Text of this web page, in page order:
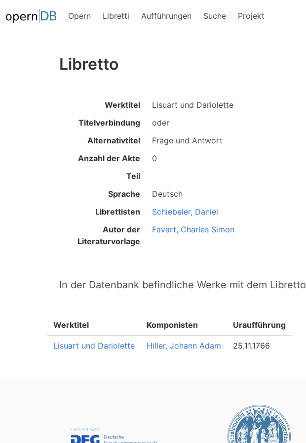
Opern Libretti Aufführungen Suche Projekt
Libretto
Werktitel
Lisuart und Dariolette
Titelverbindung
oder
Alternativtitel
Frage und Antwort
Anzahl der Akte
0
Teil
Sprache
Deutsch
Librettisten
Schiebeler, Daniel
Autor der
Literaturvorlage
Favart, Charles Simon
In der Datenbank befindliche Werke mit dem Libretto
Werktitel Komponisten Uraufführung
Lisuart und Dariolette Hiller, Johann Adam 25.11.1766